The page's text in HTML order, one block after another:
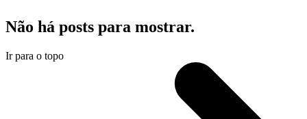
Não há posts para mostrar.
Ir para o topo